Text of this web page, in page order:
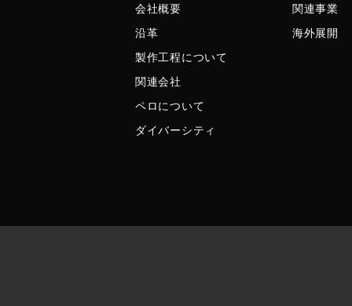
会社概要
沿革
製作工程について
関連会社
ペロについて
ダイバーシティ
関連事業
海外展開